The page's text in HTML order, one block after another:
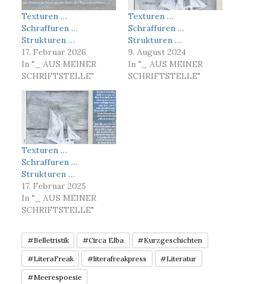
Texturen …
Schraffuren …
Strukturen …
17. Februar 2026
In "_ AUS MEINER
SCHRIFTSTELLE"
Texturen …
Schraffuren …
Strukturen …
9. August 2024
In "_ AUS MEINER
SCHRIFTSTELLE"
Texturen …
Schraffuren …
Strukturen …
17. Februar 2025
In "_ AUS MEINER
SCHRIFTSTELLE"
#Belletristik #Circa Elba #Kurzgeschichten
#LiteraFreak #literafreakpress #Literatur
#Meerespoesie